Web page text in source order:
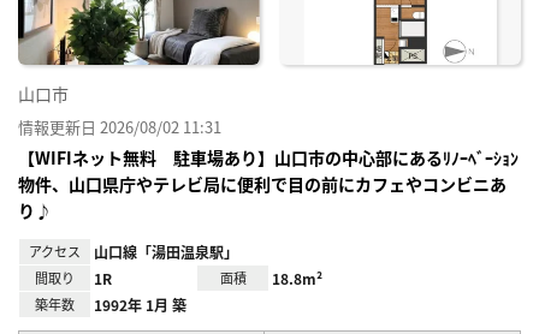
山口市
情報更新日 2026/08/02 11:31
【WIFIネット無料 駐車場あり】山口市の中心部にあるﾘﾉｰﾍﾞｰｼｮﾝ
物件、山口県庁やテレビ局に便利で目の前にカフェやコンビニあ
り♪
アクセス 山口線「湯田温泉駅」
間取り 1R 面積 18.8m²
築年数 1992年 1月 築